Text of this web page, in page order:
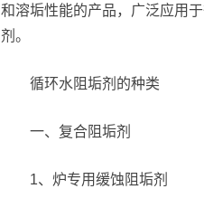
和溶垢性能的产品，广泛应用
剂。
循环水阻垢剂的种类
一、复合阻垢剂
1、炉专用缓蚀阻垢剂